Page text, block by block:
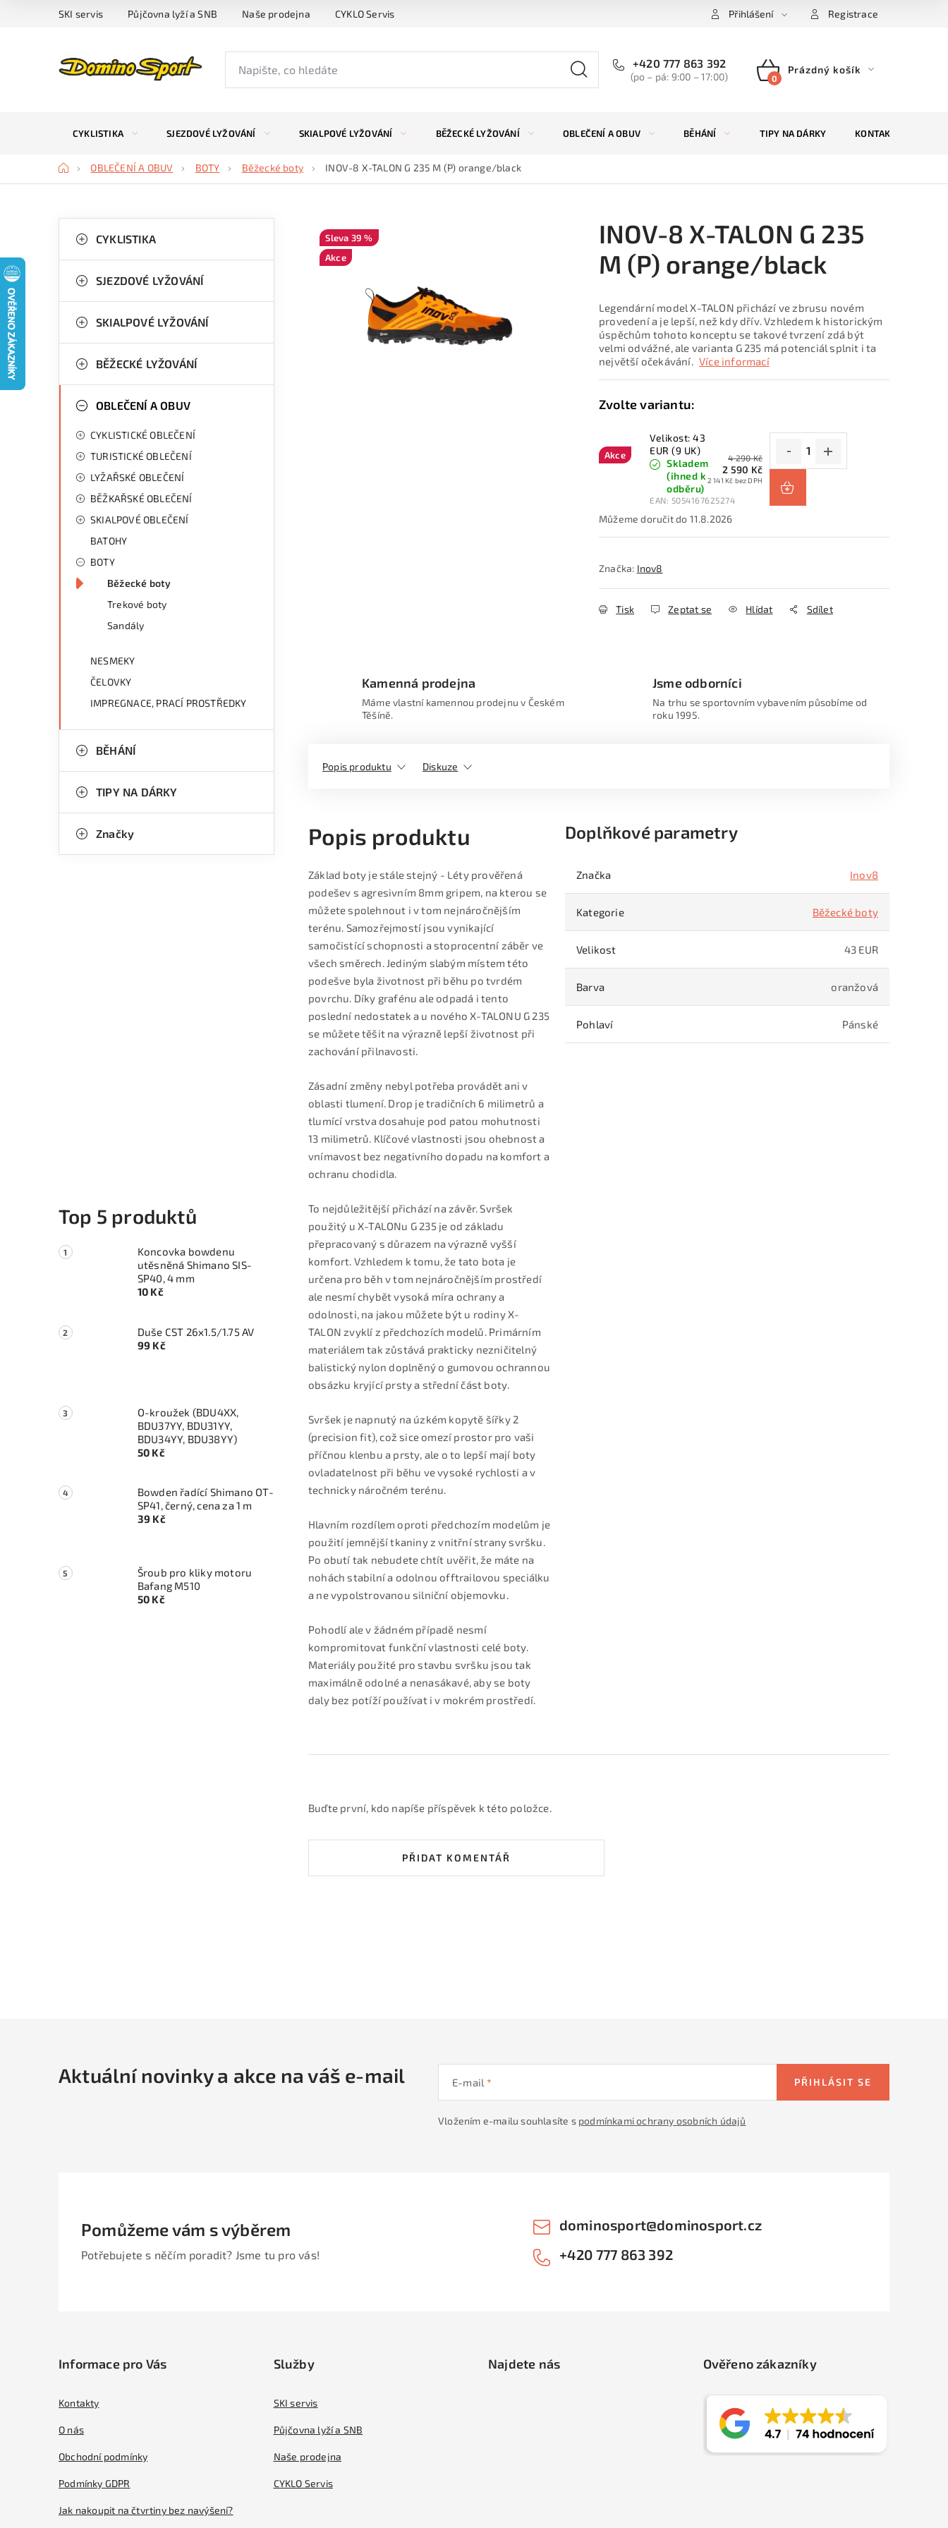
SKI servis Půjčovna lyží a SNB Naše prodejna CYKLO Servis Přihlášení Registrace
+420 777 863 392
(po – pá: 9:00 – 17:00)
NÁKUPNÍ
Prázdný košík
CYKLISTIKA SJEZDOVÉ LYŽOVÁNÍ SKIALPOVÉ LYŽOVÁNÍ BĚŽECKÉ LYŽOVÁNÍ OBLEČENÍ A OBUV BĚHÁNÍ TIPY NA DÁRKY KONTAKTY
DomůOBLEČENÍ A OBUV BOTY Běžecké boty INOV-8 X-TALON G 235 M (P) orange/black
o
t
r
n
kategorie
e
o
i
CYKLISTIKA
SJEZDOVÉ LYŽOVÁNÍ
SKIALPOVÉ LYŽOVÁNÍ
BĚŽECKÉ LYŽOVÁNÍ
OBLEČENÍ A OBUV
CYKLISTICKÉ OBLEČENÍ
TURISTICKÉ OBLEČENÍ
LYŽAŘSKÉ OBLEČENÍ
BĚŽKAŘSKÉ OBLEČENÍ
SKIALPOVÉ OBLEČENÍ
BATOHY
BOTY
Běžecké boty
Trekové boty
Sandály
NESMEKY
ČELOVKY
IMPREGNACE, PRACÍ PROSTŘEDKY
BĚHÁNÍ
TIPY NA DÁRKY
Značky
Top 5 produktů
Koncovka bowdenu
utěsněná Shimano SIS-
SP40, 4 mm
10 Kč
Duše CST 26x1.5/1.75 AV
99 Kč
O-kroužek (BDU4XX,
BDU37YY, BDU31YY,
BDU34YY, BDU38YY)
50 Kč
Bowden řadící Shimano OT-
SP41, černý, cena za 1 m
39 Kč
Šroub pro kliky motoru
Bafang M510
50 Kč
INOV-8 X-TALON G 235
M (P) orange/black
Legendární model X-TALON přichází ve zbrusu novém
provedení a je lepší, než kdy dřív. Vzhledem k historickým
úspěchům tohoto konceptu se takové tvrzení zdá být
velmi odvážné, ale varianta G 235 má potenciál splnit i ta
největší očekávání. Více informací
Akce
Velikost: 43
EUR (9 UK)
Skladem
(ihned k
odběru)
EAN: 5054167625274
4 290 Kč
2 590 Kč
2 141 Kč bez DPH
11.8.2026
Značka: Inov8
Tisk Zeptat se Hlídat Sdílet
39 %
Akce
Kamenná prodejna
Máme vlastní kamennou prodejnu v Českém
Těšíně.
Jsme odborníci
Na trhu se sportovním vybavením působíme od
roku 1995.
Popis produktu Diskuze
Popis produktu
Základ boty je stále stejný - Léty prověřená
podešev s agresivním 8mm gripem, na kterou se
můžete spolehnout i v tom nejnáročnějším
terénu. Samozřejmostí jsou vynikající
samočistící schopnosti a stoprocentní záběr ve
všech směrech. Jediným slabým místem této
podešve byla životnost při běhu po tvrdém
povrchu. Díky grafénu ale odpadá i tento
poslední nedostatek a u nového X-TALONU G 235
se můžete těšit na výrazně lepší životnost při
zachování přilnavosti.
Zásadní změny nebyl potřeba provádět ani v
oblasti tlumení. Drop je tradičních 6 milimetrů a
tlumící vrstva dosahuje pod patou mohutnosti
13 milimetrů. Klíčové vlastnosti jsou ohebnost a
vnímavost bez negativního dopadu na komfort a
ochranu chodidla.
To nejdůležitější přichází na závěr. Svršek
použitý u X-TALONu G 235 je od základu
přepracovaný s důrazem na výrazně vyšší
komfort. Vzhledem k tomu, že tato bota je
určena pro běh v tom nejnáročnějším prostředí
ale nesmí chybět vysoká míra ochrany a
odolnosti, na jakou můžete být u rodiny X-
TALON zvyklí z předchozích modelů. Primárním
materiálem tak zůstává prakticky nezničitelný
balistický nylon doplněný o gumovou ochrannou
obsázku kryjící prsty a střední část boty.
Svršek je napnutý na úzkém kopytě šířky 2
(precision fit), což sice omezí prostor pro vaši
příčnou klenbu a prsty, ale o to lepší mají boty
ovladatelnost při běhu ve vysoké rychlosti a v
technicky náročném terénu.
Hlavním rozdílem oproti předchozím modelům je
použití jemnější tkaniny z vnitřní strany svršku.
Po obutí tak nebudete chtít uvěřit, že máte na
nohách stabilní a odolnou offtrailovou speciálku
a ne vypolstrovanou silniční objemovku.
Pohodlí ale v žádném případě nesmí
kompromitovat funkční vlastnosti celé boty.
Materiály použité pro stavbu svršku jsou tak
maximálně odolné a nenasákavé, aby se boty
daly bez potíží používat i v mokrém prostředí.
Doplňkové parametry
Značka Inov8
Kategorie Běžecké boty
Velikost 43 EUR
Barva oranžová
Pohlaví Pánské
Buďte první, kdo napíše příspěvek k této položce.
PŘIDAT KOMENTÁŘ
Aktuální novinky a akce na váš e-mail E-mail
Vložením e-mailu souhlasíte s podmínkami ochrany osobních údajů
PŘIHLÁSIT SE
Pomůžeme vám s výběrem
Potřebujete s něčím poradit? Jsme tu pro vás!
dominosport@dominosport.cz
+420 777 863 392
Informace pro Vás
Kontakty
O nás
Obchodní podmínky
Podmínky GDPR
Jak nakoupit na čtvrtiny bez navýšení?
Služby
SKI servis
Půjčovna lyží a SNB
Naše prodejna
CYKLO Servis
Najdete nás Ověřeno zákazníky